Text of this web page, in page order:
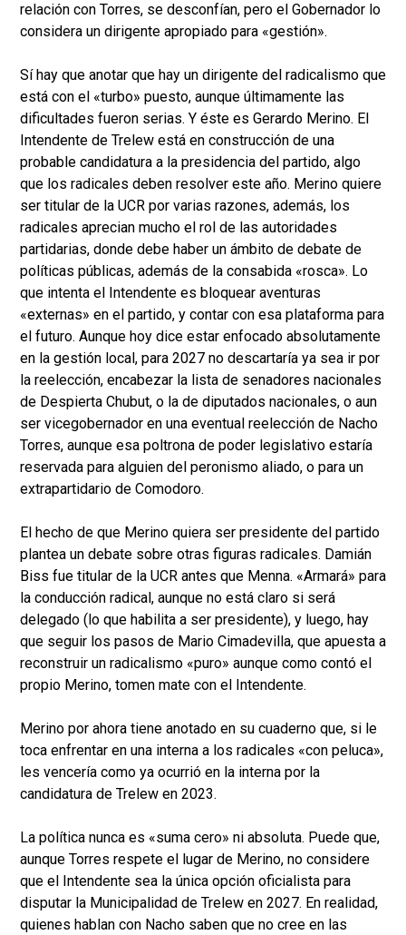
relación con Torres, se desconfían, pero el Gobernador lo
considera un dirigente apropiado para «gestión».
Sí hay que anotar que hay un dirigente del radicalismo que
está con el «turbo» puesto, aunque últimamente las
dificultades fueron serias. Y éste es Gerardo Merino. El
Intendente de Trelew está en construcción de una
probable candidatura a la presidencia del partido, algo
que los radicales deben resolver este año. Merino quiere
ser titular de la UCR por varias razones, además, los
radicales aprecian mucho el rol de las autoridades
partidarias, donde debe haber un ámbito de debate de
políticas públicas, además de la consabida «rosca». Lo
que intenta el Intendente es bloquear aventuras
«externas» en el partido, y contar con esa plataforma para
el futuro. Aunque hoy dice estar enfocado absolutamente
en la gestión local, para 2027 no descartaría ya sea ir por
la reelección, encabezar la lista de senadores nacionales
de Despierta Chubut, o la de diputados nacionales, o aun
ser vicegobernador en una eventual reelección de Nacho
Torres, aunque esa poltrona de poder legislativo estaría
reservada para alguien del peronismo aliado, o para un
extrapartidario de Comodoro.
El hecho de que Merino quiera ser presidente del partido
plantea un debate sobre otras figuras radicales. Damián
Biss fue titular de la UCR antes que Menna. «Armará» para
la conducción radical, aunque no está claro si será
delegado (lo que habilita a ser presidente), y luego, hay
que seguir los pasos de Mario Cimadevilla, que apuesta a
reconstruir un radicalismo «puro» aunque como contó el
propio Merino, tomen mate con el Intendente.
Merino por ahora tiene anotado en su cuaderno que, si le
toca enfrentar en una interna a los radicales «con peluca»,
les vencería como ya ocurrió en la interna por la
candidatura de Trelew en 2023.
La política nunca es «suma cero» ni absoluta. Puede que,
aunque Torres respete el lugar de Merino, no considere
que el Intendente sea la única opción oficialista para
disputar la Municipalidad de Trelew en 2027. En realidad,
quienes hablan con Nacho saben que no cree en las